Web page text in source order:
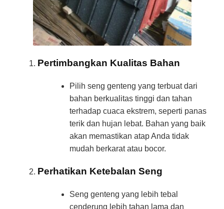
Pertimbangkan Kualitas Bahan
Pilih seng genteng yang terbuat dari
bahan berkualitas tinggi dan tahan
terhadap cuaca ekstrem, seperti panas
terik dan hujan lebat. Bahan yang baik
akan memastikan atap Anda tidak
mudah berkarat atau bocor.
Perhatikan Ketebalan Seng
Seng genteng yang lebih tebal
cenderung lebih tahan lama dan